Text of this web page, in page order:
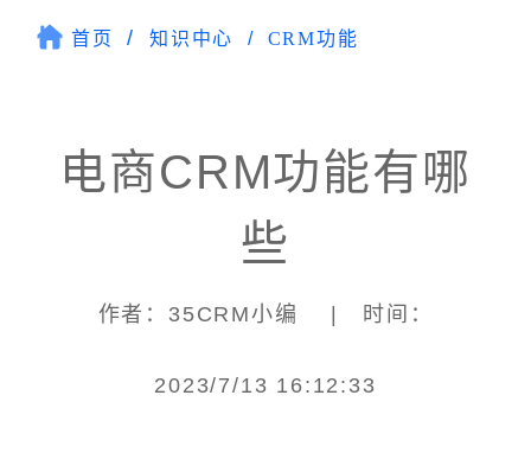
首页 知识中心 CRM功能
电商CRM功能有哪
些
作者：35CRM小编 | 时间：
2023/7/13 16:12:33